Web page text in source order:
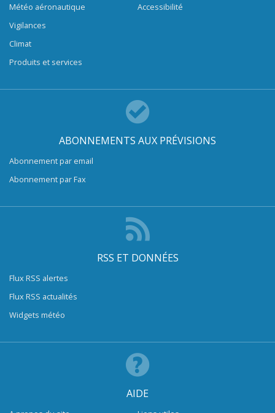
Météo aéronautique
Vigilances
Climat
Produits et services
Accessibilité
ABONNEMENTS AUX PRÉVISIONS
Abonnement par email
Abonnement par Fax
RSS ET DONNÉES
Flux RSS alertes
Flux RSS actualités
Widgets météo
AIDE